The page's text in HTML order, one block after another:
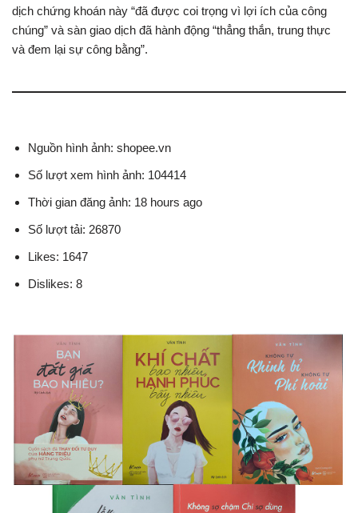
dịch chứng khoán này “đã được coi trọng vì lợi ích của công
chúng” và sàn giao dịch đã hành động “thẳng thắn, trung thực
và đem lại sự công bằng”.
Nguồn hình ảnh: shopee.vn
Số lượt xem hình ảnh: 104414
Thời gian đăng ảnh: 18 hours ago
Số lượt tải: 26870
Likes: 1647
Dislikes: 8